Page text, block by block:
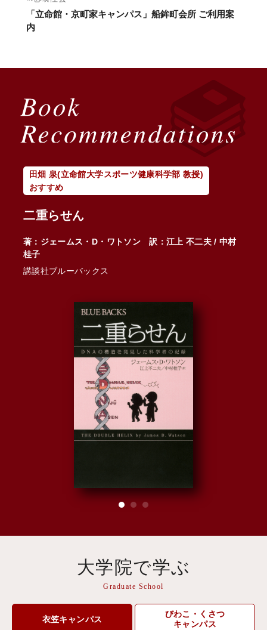
「立命館・京町家キャンパス」船鉾町会所 ご利用案
内
田畑 泉(立命館大学スポーツ健康科学部 教授)
おすすめ
二重らせん
著：ジェームス・D・ワトソン 訳：江上 不二夫 / 中村
桂子
講談社ブルーバックス
大学院で学ぶ
Graduate School
衣笠キャンパス
びわこ・くさつ
キャンパス